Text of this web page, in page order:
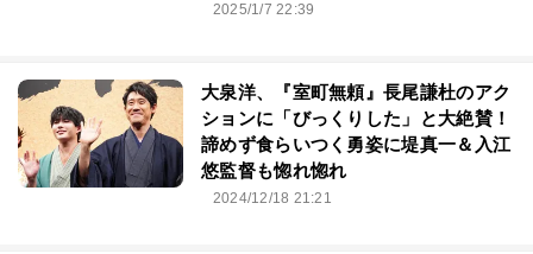
2025/1/7 22:39
大泉洋、『室町無頼』長尾謙杜のアク
ションに「びっくりした」と大絶賛！
諦めず食らいつく勇姿に堤真一＆入江
悠監督も惚れ惚れ
2024/12/18 21:21